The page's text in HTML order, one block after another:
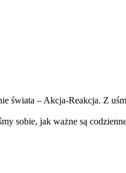
świata – Akcja-Reakcja. Z
sobie, jak ważne są